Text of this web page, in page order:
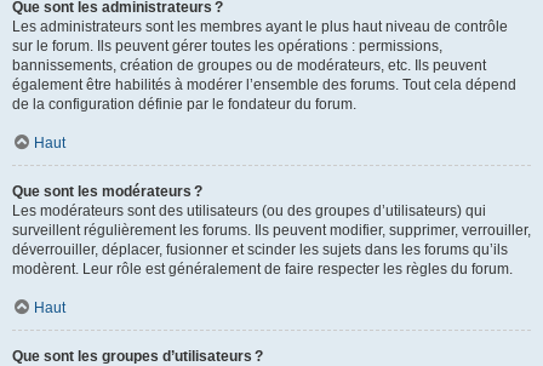
Que sont les administrateurs ?
Les administrateurs sont les membres ayant le plus haut niveau de contrôle
sur le forum. Ils peuvent gérer toutes les opérations : permissions,
bannissements, création de groupes ou de modérateurs, etc. Ils peuvent
également être habilités à modérer l’ensemble des forums. Tout cela dépend
de la configuration définie par le fondateur du forum.
Haut
Que sont les modérateurs ?
Les modérateurs sont des utilisateurs (ou des groupes d’utilisateurs) qui
surveillent régulièrement les forums. Ils peuvent modifier, supprimer, verrouiller,
déverrouiller, déplacer, fusionner et scinder les sujets dans les forums qu’ils
modèrent. Leur rôle est généralement de faire respecter les règles du forum.
Haut
Que sont les groupes d’utilisateurs ?